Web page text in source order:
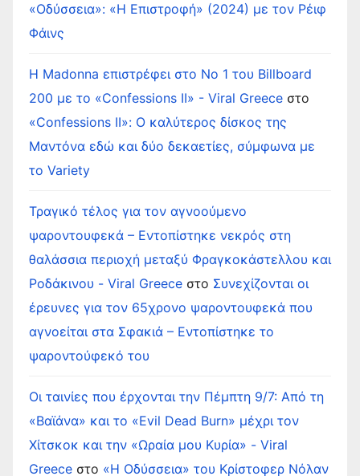
«Οδύσσεια»: «Η Επιστροφή» (2024) με τον Ρέιφ
Φάινς
Η Madonna επιστρέφει στο Νο 1 του Billboard
200 με το «Confessions II» - Viral Greece στο
«Confessions II»: Ο καλύτερος δίσκος της
Μαντόνα εδώ και δύο δεκαετίες, σύμφωνα με
το Variety
Τραγικό τέλος για τον αγνοούμενο
ψαροντουφεκά – Εντοπίστηκε νεκρός στη
θαλάσσια περιοχή μεταξύ Φραγκοκάστελλου και
Ροδάκινου - Viral Greece στο Συνεχίζονται οι
έρευνες για τον 65χρονο ψαροντουφεκά που
αγνοείται στα Σφακιά – Εντοπίστηκε το
ψαροντούφεκό του
Οι ταινίες που έρχονται την Πέμπτη 9/7: Από τη
«Βαϊάνα» και το «Evil Dead Burn» μέχρι τον
Χίτσκοκ και την «Ωραία μου Κυρία» - Viral
Greece στο «Η Οδύσσεια» του Κρίστοφερ Νόλαν